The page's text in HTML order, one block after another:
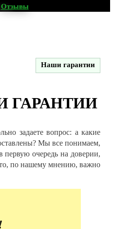
Отзывы
Наши гарантии
ГАРАНТИИ
задаете вопрос: а какие
Мы все понимаем,
первую очередь на доверии,
по нашему мнению, важно